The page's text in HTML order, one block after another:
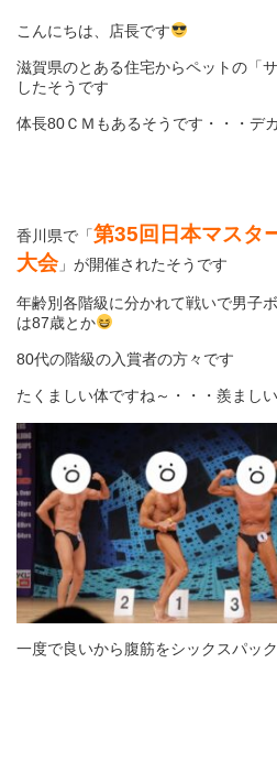
こんにちは、店長です
滋賀県のとある住宅からペットの「
したそうです
体長80ＣＭもあるそうです・・・デ
香川県で「第35回日本マスタ
大会」が開催されたそうです
年齢別各階級に分かれて戦いで男子
は87歳とか
80代の階級の入賞者の方々です
たくましい体ですね～・・・羨ましい
一度で良いから腹筋をシックスパッ